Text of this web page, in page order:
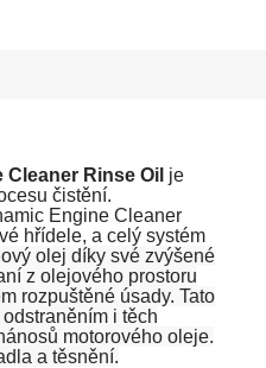
Cleaner Rinse Oil je
čistění.
Engine Cleaner
hřídele, a celý systém
olej díky své zvýšené
z olejového prostoru
rozpuštěné úsady. Tato
i těch
motorového oleje.
a těsnění.